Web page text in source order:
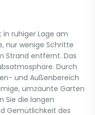
ruhiger Lage am
nur wenige Schritte
Strand entfernt. Das
Durch
und Außenbereich
umzäunte Garten
Sie die langen
Gemütlichkeit des